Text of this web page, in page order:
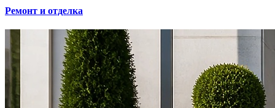
Ремонт и отделка